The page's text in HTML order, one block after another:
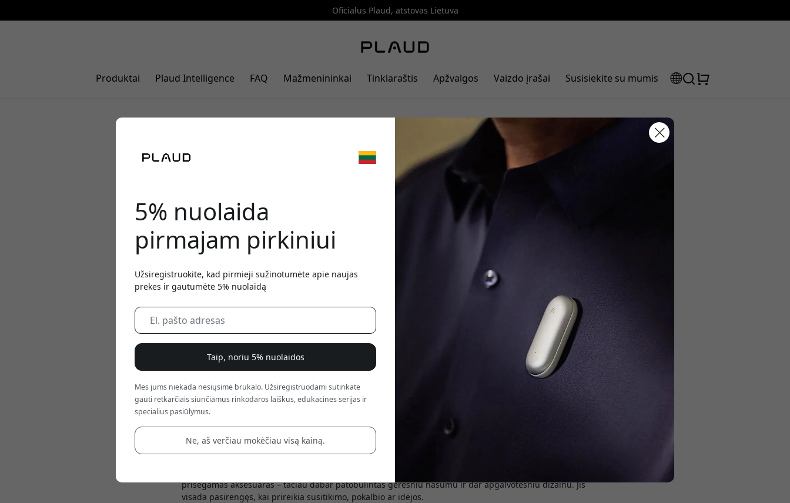
Oficialus Plaud, atstovas Lietuva
Produktai Plaud Intelligence FAQ Mažmenininkai Tinklaraštis Apžvalgos Vaizdo įrašai Susisiekite su mumis
Plaud NotePin S suteikia dar sklandesnes dirbtinio
Jan 13, 2026
minimalistinį formos faktorių, tačiau pasižymi patobulinta naudotojo patirtimi ir dar geresne kasdienio
naudojimo kontrole.
prisegamas aksesuaras – tačiau dabar patobulintas geresniu našumu ir dar apgalvotesniu dizainu. Jis
visada pasirengęs, kai prireikia susitikimo, pokalbio ar idėjos.
5% nuolaida
pirmajam pirkiniui
Užsiregistruokite, kad pirmieji sužinotumėte apie naujas
prekes ir gautumėte 5% nuolaidą
Taip, noriu 5% nuolaidos
Mes jums niekada nesiųsime brukalo. Užsiregistruodami sutinkate
gauti retkarčiais siunčiamus rinkodaros laiškus, edukacines serijas ir
specialius pasiūlymus.
Ne, aš verčiau mokėčiau visą kainą.
🎉 Jūsų nuolaidos kodas:
Norėdami gauti 5% nuolaidą, naudokite šį kodą